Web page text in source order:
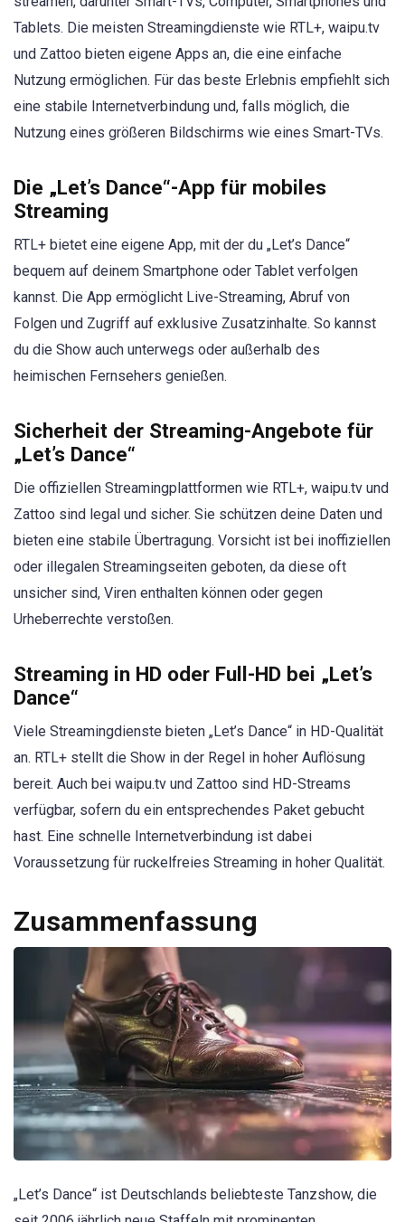
Tablets. Die meisten Streamingdienste wie RTL+, waipu.tv
und Zattoo bieten eigene Apps an, die eine einfache
Nutzung ermöglichen. Für das beste Erlebnis empfiehlt sich
eine stabile Internetverbindung und, falls möglich, die
Nutzung eines größeren Bildschirms wie eines Smart-TVs.
Die „Let’s Dance“-App für mobiles
Streaming
RTL+ bietet eine eigene App, mit der du „Let’s Dance“
bequem auf deinem Smartphone oder Tablet verfolgen
kannst. Die App ermöglicht Live-Streaming, Abruf von
Folgen und Zugriff auf exklusive Zusatzinhalte. So kannst
du die Show auch unterwegs oder außerhalb des
heimischen Fernsehers genießen.
Sicherheit der Streaming-Angebote für
„Let’s Dance“
Die offiziellen Streamingplattformen wie RTL+, waipu.tv und
Zattoo sind legal und sicher. Sie schützen deine Daten und
bieten eine stabile Übertragung. Vorsicht ist bei inoffiziellen
oder illegalen Streamingseiten geboten, da diese oft
unsicher sind, Viren enthalten können oder gegen
Urheberrechte verstoßen.
Streaming in HD oder Full-HD bei „Let’s
Dance“
Viele Streamingdienste bieten „Let’s Dance“ in HD-Qualität
an. RTL+ stellt die Show in der Regel in hoher Auflösung
bereit. Auch bei waipu.tv und Zattoo sind HD-Streams
verfügbar, sofern du ein entsprechendes Paket gebucht
hast. Eine schnelle Internetverbindung ist dabei
Voraussetzung für ruckelfreies Streaming in hoher Qualität.
Zusammenfassung
„Let’s Dance“ ist Deutschlands beliebteste Tanzshow, die